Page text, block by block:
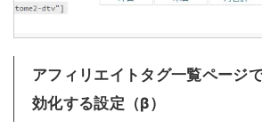
アフィリエイトタグ一覧ページ
効化する設定（β）